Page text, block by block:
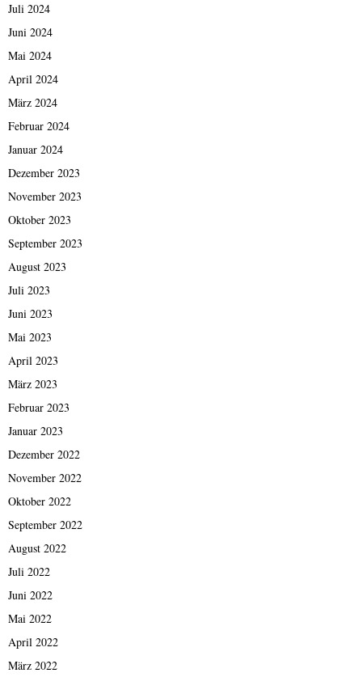
Juli 2024
Juni 2024
Mai 2024
April 2024
März 2024
Februar 2024
Januar 2024
Dezember 2023
November 2023
Oktober 2023
September 2023
August 2023
Juli 2023
Juni 2023
Mai 2023
April 2023
März 2023
Februar 2023
Januar 2023
Dezember 2022
November 2022
Oktober 2022
September 2022
August 2022
Juli 2022
Juni 2022
Mai 2022
April 2022
März 2022